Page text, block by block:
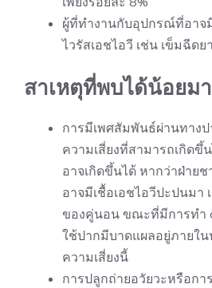
ผู้ที่ทำงานกับอุปกรณ์ที่อาจ
ไวรัสเอชไอวี เช่น เข็มฉีด
สาเหตุที่พบได้น้อยม
การมีเพศสัมพันธ์ผ่านทางป
ความเสี่ยงที่สามารถเกิดขึ้
อาจเกิดขึ้นได้ หากว่าฝ่าย
อาจมีเชื้อเอชไอวีปะปนมา
ของคู่นอน ขณะที่มีการทำ
ใช้ปากมีบาดแผลอยู่ภายใน
ความเสี่ยงนี้
การปลูกถ่ายอวัยวะหรือกา